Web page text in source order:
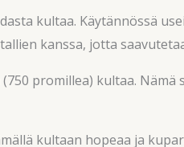
kultaa. Käytännössä
kanssa, jotta
promillea) kultaa.
kultaan hopeaa ja